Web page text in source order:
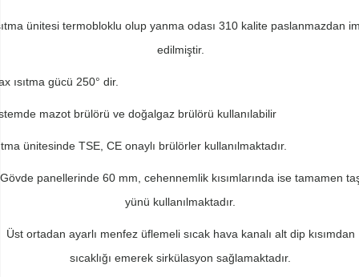
ünitesi termobloklu olup yanma odası 310 kalite paslanmazdan
edilmiştir.
ısıtma gücü 250° dir.
mazot brülörü ve doğalgaz brülörü kullanılabilir
ünitesinde TSE, CE onaylı brülörler kullanılmaktadır.
Gövde panellerinde 60 mm, cehennemlik kısımlarında ise tamamen
yünü kullanılmaktadır.
Üst ortadan ayarlı menfez üflemeli sıcak hava kanalı alt dip kısımdan
sıcaklığı emerek sirkülasyon sağlamaktadır.